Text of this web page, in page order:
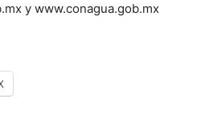
y www.conagua.gob.mx